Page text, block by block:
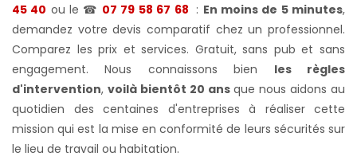
45 40 ou le ☎ 07 79 58 67 68 : En moins de 5 minutes,
demandez votre devis comparatif chez un professionnel.
Comparez les prix et services. Gratuit, sans pub et sans
engagement. Nous connaissons bien les règles
d'intervention, voilà bientôt 20 ansque nous aidons au
quotidien des centaines d'entreprises à réaliser cette
mission qui est la mise en conformité de leurs sécurités sur
le lieu de travail ou habitation.